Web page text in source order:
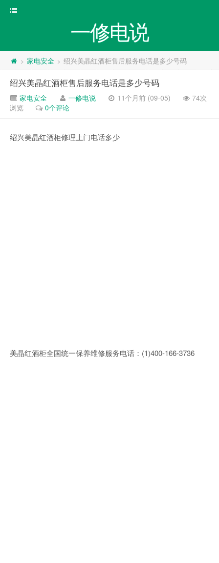
一修电说
> 家电安全 > 绍兴美晶红酒柜售后服务电话是多少号码
绍兴美晶红酒柜售后服务电话是多少号码
家电安全 一修电说 11个月前 (09-05)
74次
浏览
0个评论
绍兴美晶红酒柜修理上门电话多少
美晶红酒柜全国统一保养维修服务电话：(1)400-166-3736